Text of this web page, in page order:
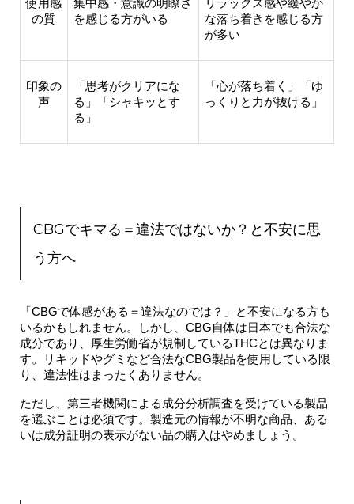
使用感
の質
集中感・意識の明瞭さ
を感じる方がいる
リラックス感や緩やか
な落ち着きを感じる方
が多い
印象の
声
「思考がクリアにな
る」「シャキッとす
る」
「心が落ち着く」「ゆ
っくりと力が抜ける」
CBGでキマる＝違法ではないか？と不安に思
う方へ
「CBGで体感がある＝違法なのでは？」と不安になる方も
いるかもしれません。しかし、 CBG自体は日本でも合法な
成分であり、厚生労働省が規制しているTHCとは異なりま
す。リキッドやグミなど合法なCBG製品を使用している限
り、違法性はまったくありません。
ただし、 第三者機関による成分分析調査を受けている製品
を選ぶことは必須です。製造元の情報が不明な商品、ある
いは成分証明の表示がない品の購入はやめましょう。